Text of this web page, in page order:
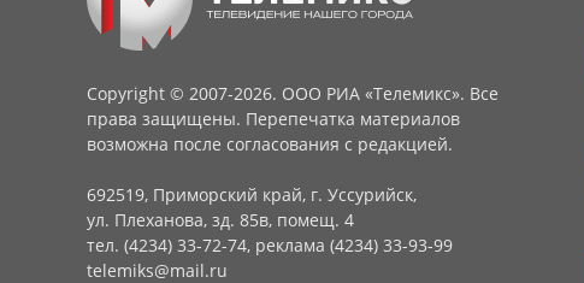
Copyright © 2007-2026. ООО РИА «Телемикс». Все
права защищены. Перепечатка материалов
возможна после согласования с редакцией.
692519, Приморский край, г. Уссурийск,
ул. Плеханова, зд. 85в, помещ. 4
тел. (4234) 33-72-74, реклама (4234) 33-93-99
telemiks@mail.ru